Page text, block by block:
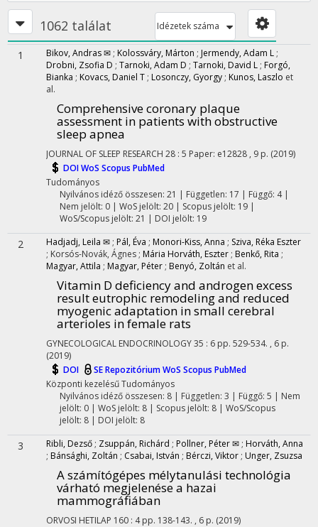
1062 találat Idézetek száma
1 Bikov, Andras ✉ ; Kolossváry, Márton ; Jermendy, Adam L ;
Drobni, Zsofia D ; Tarnoki, Adam D ; Tarnoki, David L ; Forgó,
Bianka ; Kovacs, Daniel T ; Losonczy, Gyorgy ; Kunos, Laszlo et
al.
Comprehensive coronary plaque
assessment in patients with obstructive
sleep apnea
JOURNAL OF SLEEP RESEARCH 28 : 5 Paper: e12828 , 9 p. (2019)
DOIWoS Scopus PubMed
Tudományos
Nyilvános idéző összesen: 21 | Független: 17 | Függő: 4 |
Nem jelölt: 0 | WoS jelölt: 20 | Scopus jelölt: 19 |
WoS/Scopus jelölt: 21 | DOI jelölt: 19
2 Hadjadj, Leila ✉ ; Pál, Éva ; Monori-Kiss, Anna ; Sziva, Réka Eszter
; Korsós-Novák, Ágnes ; Mária Horváth, Eszter ; Benkő, Rita ;
Magyar, Attila ; Magyar, Péter ; Benyó, Zoltán et al.
Vitamin D deficiency and androgen excess
result eutrophic remodeling and reduced
myogenic adaptation in small cerebral
arterioles in female rats
GYNECOLOGICAL ENDOCRINOLOGY35 : 6 pp. 529-534. , 6 p.
(2019)
DOI
SE RepozitóriumWoS Scopus PubMed
Központi kezelésűTudományos
Nyilvános idéző összesen: 8| Független: 3 | Függő: 5 | Nem
jelölt: 0 | WoS jelölt: 8 | Scopus jelölt: 8 | WoS/Scopus
jelölt: 8 | DOI jelölt: 8
3 Ribli, Dezső ; Zsuppán, Richárd ; Pollner, Péter ✉ ; Horváth, Anna
; Bánsághi, Zoltán ; Csabai, István ; Bérczi, Viktor ; Unger, Zsuzsa
A számítógépes mélytanulási technológia
várható megjelenése a hazai
mammográfiában
ORVOSI HETILAP 160 : 4 pp. 138-143. , 6 p. (2019)